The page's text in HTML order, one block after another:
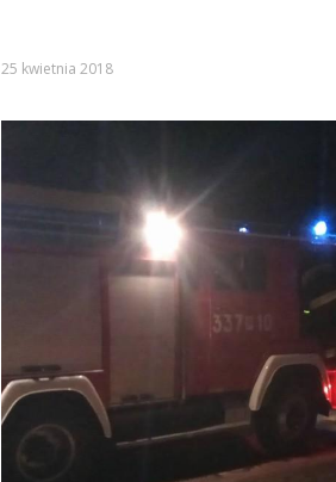
25 kwietnia 2018